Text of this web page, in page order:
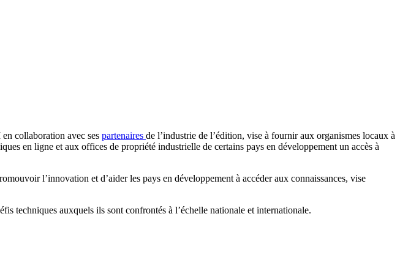
collaboration avec ses partenaires de l’industrie de l’édition, vise à fournir aux organismes locaux à
en ligne et aux offices de propriété industrielle de certains pays en développement un accès à
l’innovation et d’aider les pays en développement à accéder aux connaissances, vise
techniques auxquels ils sont confrontés à l’échelle nationale et internationale.